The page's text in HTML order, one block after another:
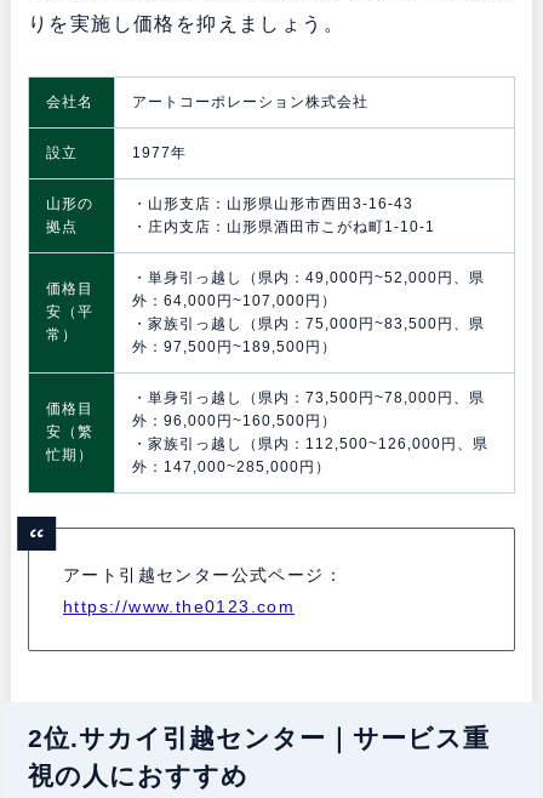
りを実施し価格を抑えましょう。
会社名 アートコーポレーション株式会社
設立 1977年
山形の
拠点
・山形支店：山形県山形市西田3-16-43
・庄内支店：山形県酒田市こがね町1-10-1
価格目
安（平
常）
・単身引っ越し（県内：49,000円~52,000円、県
外：64,000円~107,000円）
・家族引っ越し（県内：75,000円~83,500円、県
外：97,500円~189,500円）
価格目
安（繁
忙期）
・単身引っ越し（県内：73,500円~78,000円、県
外：96,000円~160,500円）
・家族引っ越し（県内：112,500~126,000円、県
外：147,000~285,000円）
アート引越センター公式ページ：
https://www.the0123.com
2位.サカイ引越センター｜サービス重
視の人におすすめ